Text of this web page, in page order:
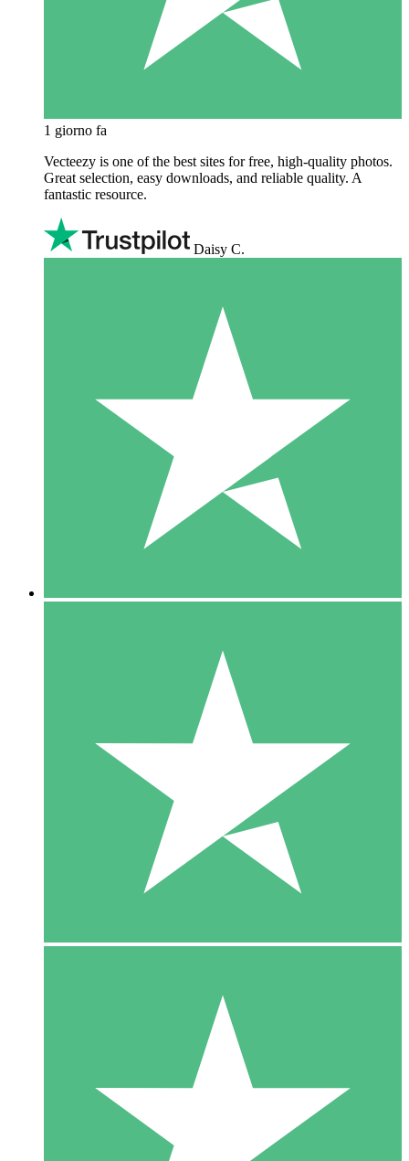
1 giorno fa
Vecteezy is one of the best sites for free, high‑quality photos.
Great selection, easy downloads, and reliable quality. A
fantastic resource.
Daisy C.